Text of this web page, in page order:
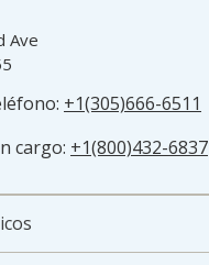
Ave
+1(305)666-6511
cargo: +1(800)432-6837